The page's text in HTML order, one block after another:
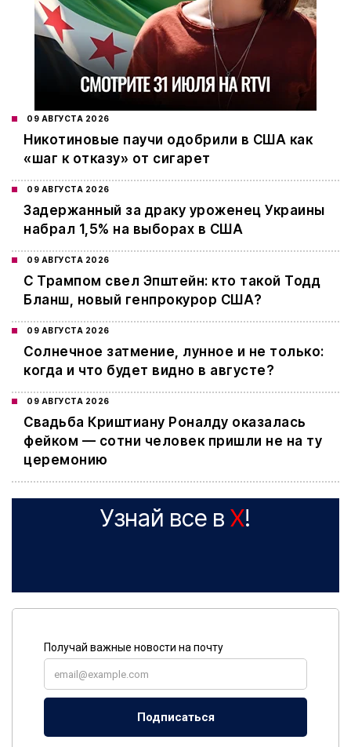
09 АВГУСТА 2026
Никотиновые паучи одобрили в США как
«шаг к отказу» от сигарет
09 АВГУСТА 2026
Задержанный за драку уроженец Украины
набрал 1,5% на выборах в США
09 АВГУСТА 2026
С Трампом свел Эпштейн: кто такой Тодд
Бланш, новый генпрокурор США?
09 АВГУСТА 2026
Cолнечное затмение, лунное и не только:
когда и что будет видно в августе?
09 АВГУСТА 2026
Свадьба Криштиану Роналду оказалась
фейком — сотни человек пришли не на ту
церемонию
Узнай все в X!